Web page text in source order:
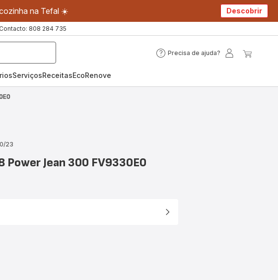
na Tefal ☀️ Descobrir
Contacto: 808 284 735
Precisa de ajuda?
Precisa
ServiçosReceitasEcoRenove
23
Power Jean 300 FV9330E0